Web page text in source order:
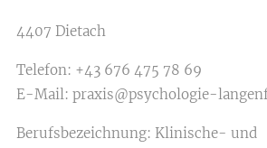
4407 Dietach
Telefon: +43 676 475 78 69
E-Mail: praxis@psychologie-
Berufsbezeichnung: Klinische- und